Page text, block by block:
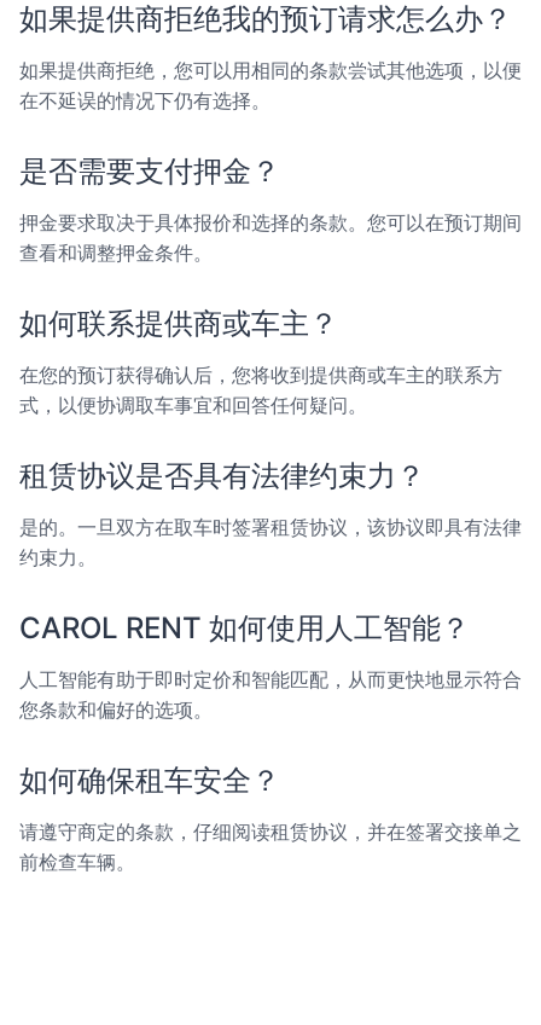
如果提供商拒绝我的预订请求怎么办？
如果提供商拒绝，您可以用相同的条款尝试其他选项，以便
在不延误的情况下仍有选择。
是否需要支付押金？
押金要求取决于具体报价和选择的条款。您可以在预订期间
查看和调整押金条件。
如何联系提供商或车主？
在您的预订获得确认后，您将收到提供商或车主的联系方
式，以便协调取车事宜和回答任何疑问。
租赁协议是否具有法律约束力？
是的。一旦双方在取车时签署租赁协议，该协议即具有法律
约束力。
CAROL RENT 如何使用人工智能？
人工智能有助于即时定价和智能匹配，从而更快地显示符合
您条款和偏好的选项。
如何确保租车安全？
请遵守商定的条款，仔细阅读租赁协议，并在签署交接单之
前检查车辆。